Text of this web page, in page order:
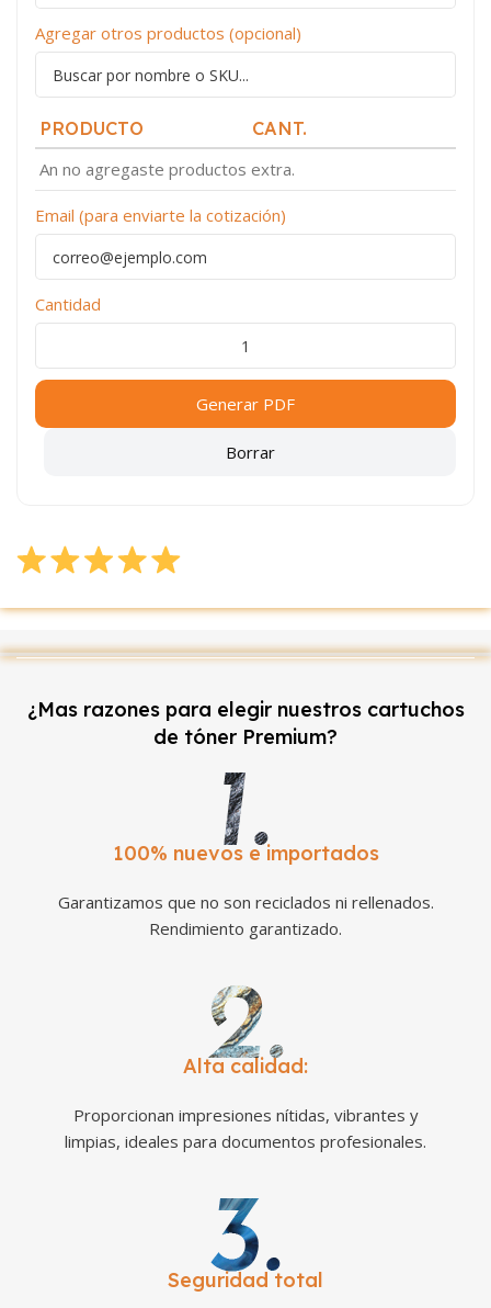
Agregar otros productos (opcional)
PRODUCTO CANT.
An no agregaste productos extra.
Email (para enviarte la cotización)
Cantidad
Generar PDF
Borrar
¿Mas razones para elegir nuestros cartuchos
de tóner Premium?
100% nuevos e importados
Garantizamos que no son reciclados ni rellenados.
Rendimiento garantizado.
Alta calidad:
Proporcionan impresiones nítidas, vibrantes y
limpias, ideales para documentos profesionales.
Seguridad total